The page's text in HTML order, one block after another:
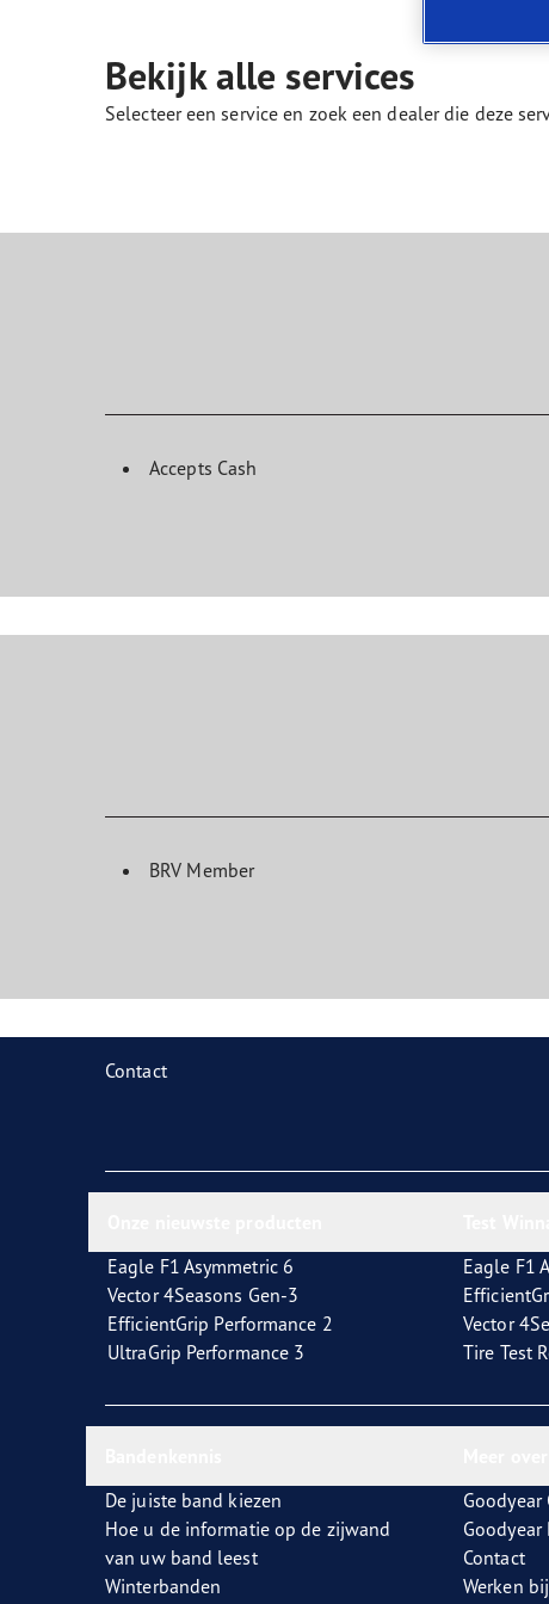
Bekijk alle services
Selecteer een service en zoek een dealer die deze
Accepts Cash
BRV Member
Contact
Eagle F1 Asymmetric 6
Vector 4Seasons Gen-3
EfficientGrip Performance 2
UltraGrip Performance 3
Eagle F1
Vector
Tire Test
De juiste band kiezen
Hoe u de informatie op de zijwand
van uw band leest
Winterbanden
Goodyear
Goodyear
Contact
Werken